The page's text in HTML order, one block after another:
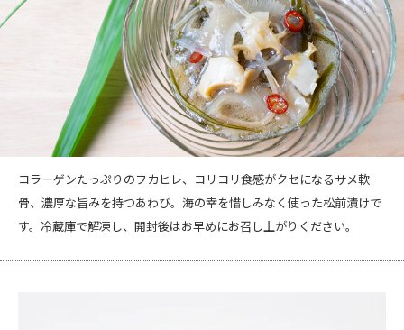
コラーゲンたっぷりのフカヒレ、コリコリ食感がクセになるサメ軟
骨、濃厚な旨みを持つあわび。海の幸を惜しみなく使った松前漬けで
す。冷蔵庫で解凍し、開封後はお早めにお召し上がりください。